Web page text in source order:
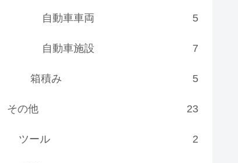
自動車車両 5
自動車施設 7
箱積み 5
その他 23
ツール 2